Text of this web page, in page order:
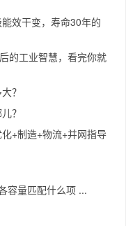
效干变，寿命30年的
的工业智慧，看完你就
？
？
+制造+物流+并网指导
容量匹配什么项 ...